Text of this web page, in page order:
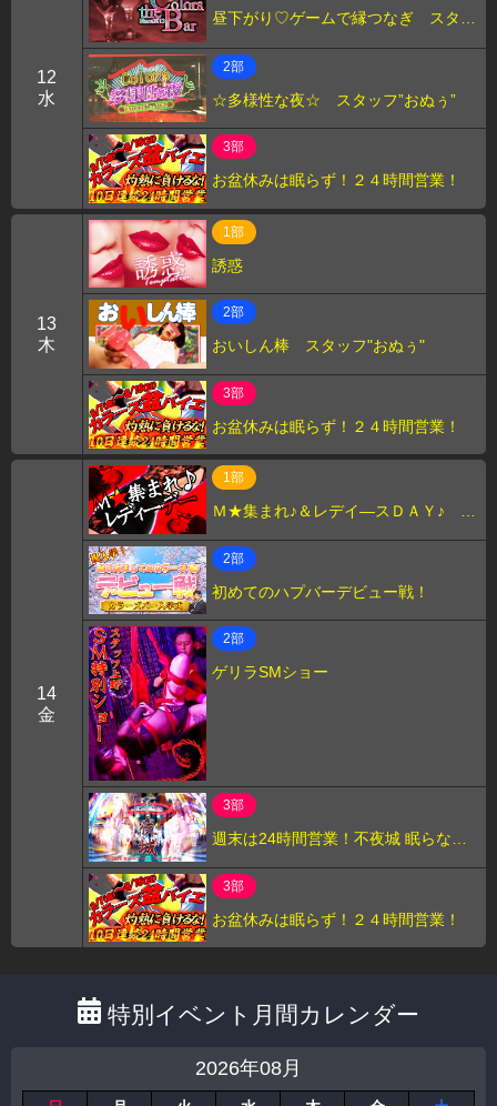
12
水
昼下がり♡ゲームで縁つなぎ スタッ
2部
☆多様性な夜☆ スタッフ”おぬぅ”
3部
お盆休みは眠らず！２４時間営業！
13
木
1部
誘惑
2部
おいしん棒 スタッフ"おぬぅ"
3部
お盆休みは眠らず！２４時間営業！
14
金
1部
Ｍ★集まれ♪＆レデイ―スＤＡＹ♪ ス
2部
初めてのハプバーデビュー戦！
2部
ゲリラSMショー
3部
週末は24時間営業！不夜城 眠らない
3部
お盆休みは眠らず！２４時間営業！
特別イベント月間カレンダー
2026年08月